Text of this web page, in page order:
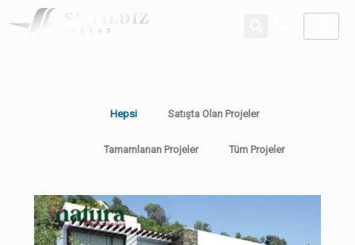
Hepsi Satışta Olan Projeler
Tamamlanan Projeler Tüm Projeler